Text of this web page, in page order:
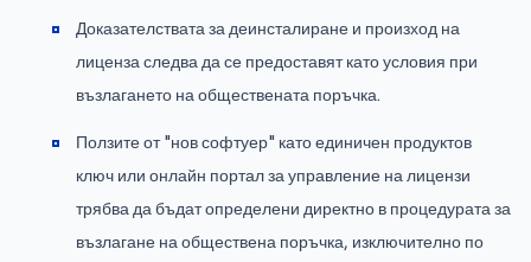
Доказателствата за деинсталиране и произход на
лиценза следва да се предоставят като условия при
възлагането на обществената поръчка.
Ползите от "нов софтуер" като единичен продуктов
ключ или онлайн портал за управление на лицензи
трябва да бъдат определени директно в процедурата за
възлагане на обществена поръчка, изключително по